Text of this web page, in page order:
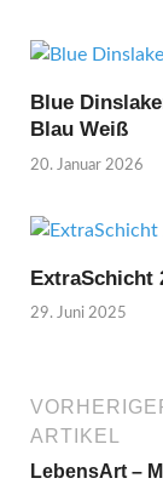
Blue
Blau Weiß
20. Januar 2026
ExtraSchicht
29. Juni 2025
ARTIKEL
LebensArt –